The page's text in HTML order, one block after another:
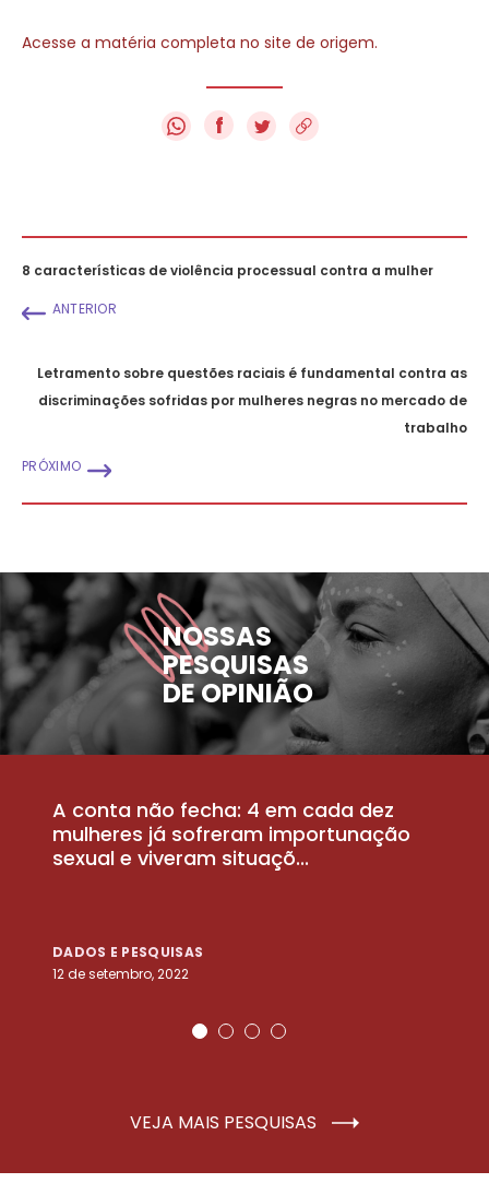
Acesse a matéria completa no site de origem.
f
8 características de violência processual contra a mulher
ANTERIOR
Letramento sobre questões raciais é fundamental contra as
discriminações sofridas por mulheres negras no mercado de
trabalho
PRÓXIMO
NOSSAS
PESQUISAS
DE OPINIÃO
A conta não fecha: 4 em cada dez
mulheres já sofreram importunação
sexual e viveram situaçõ...
DADOS E PESQUISAS
12 de setembro, 2022
VEJA MAIS PESQUISAS